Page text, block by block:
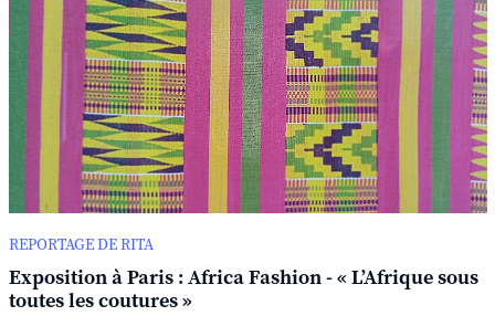
REPORTAGE DE RITA
Exposition à Paris : Africa Fashion - « L’Afrique sous
toutes les coutures »